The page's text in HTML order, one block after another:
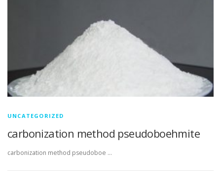
UNCATEGORIZED
carbonization method pseudoboehmite
carbonization method pseudoboe …